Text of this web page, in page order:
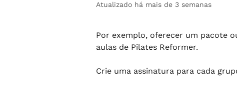
Atualizado há mais de 3 semanas
Por exemplo, oferecer um pacote
aulas de Pilates Reformer.
Crie uma assinatura para cada